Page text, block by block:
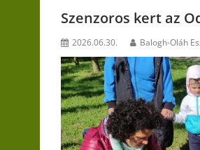
Szenzoros kert az
2026.06.30. Balogh-Oláh